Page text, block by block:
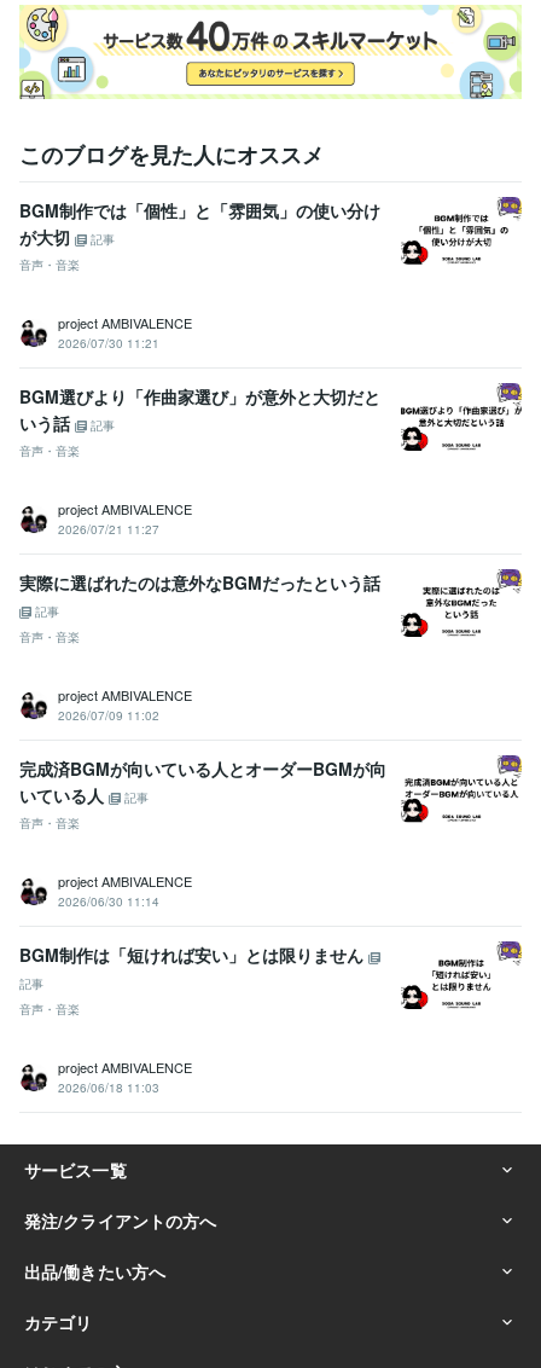
このブログを見た人にオススメ
BGM制作では「個性」と「雰囲気」の使い分け
が大切
記事
音声・音楽
project AMBIVALENCE
2026/07/30 11:21
BGM選びより「作曲家選び」が意外と大切だと
いう話
記事
音声・音楽
project AMBIVALENCE
2026/07/21 11:27
実際に選ばれたのは意外なBGMだったという話
記事
音声・音楽
project AMBIVALENCE
2026/07/09 11:02
完成済BGMが向いている人とオーダーBGMが向
いている人
記事
音声・音楽
project AMBIVALENCE
2026/06/30 11:14
BGM制作は「短ければ安い」とは限りません
記事
音声・音楽
project AMBIVALENCE
2026/06/18 11:03